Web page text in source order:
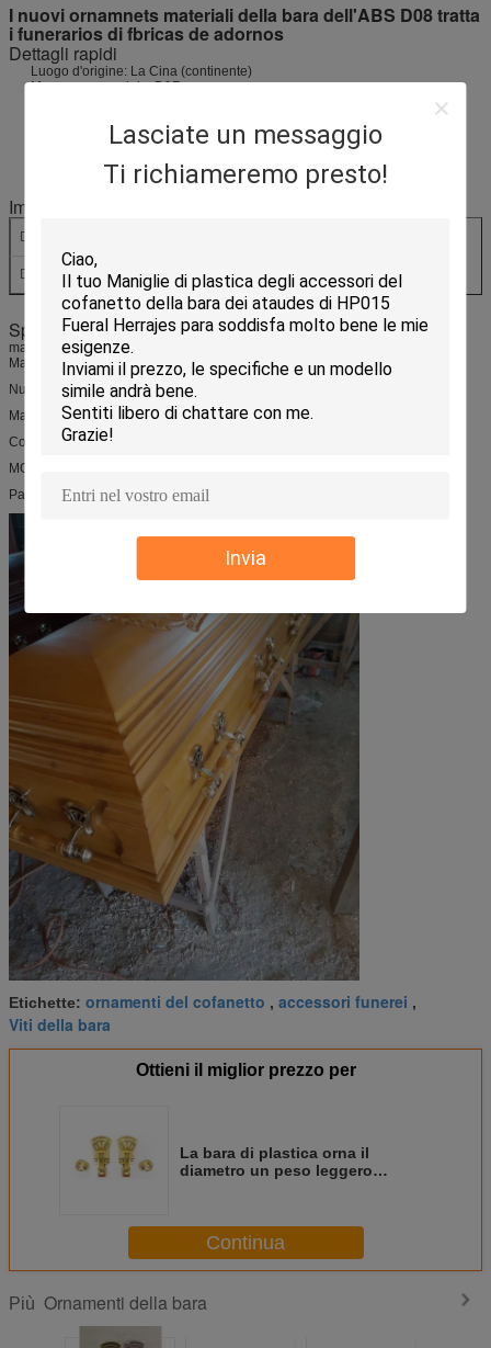
Lasciate un messaggio
Ti richiameremo presto!
Invia
I nuovi ornamnets materiali della bara dell'ABS D08 tratta
i funerarios di fbricas de adornos
Dettagli rapidi
Luogo d'origine: La Cina (continente)
Marca commerciale: B&R
Materiale: ABS NUOVO
Stile: Stile europeo
Applicazione: Religioso
Imballaggio & consegna
Dettagli d'imballaggio:
Dettaglio di consegna: 30 giorni
Specifiche
maniglia del cofanetto della bara; maniglia di plastica; maniglia della bara
Materia plastica con il filo di acciaio di rinforzo
Numero di modello: D08
Materiale: Nuovo materiale dell'ABS
Colore: oro, argento o bronzo
MOQ: 2000pcs
Pacchetto: cartone dell'esportazione
Etichette: ornamenti del cofanetto , accessori funerei ,
Viti della bara
Ottieni il miglior prezzo per
La bara di plastica orna il
diametro un peso leggero
Continua
Più Ornamenti della bara